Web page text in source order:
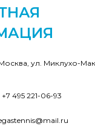
ул. Миклухо-
495 221-06-93